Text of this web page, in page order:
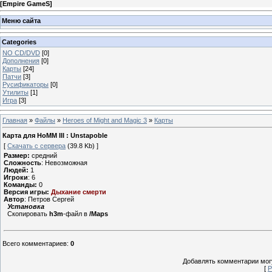
[Empire GameS]
Меню сайта
Categories
NO CD/DVD [0]
Дополнения [0]
Карты [24]
Патчи [3]
Русификаторы [0]
Утилиты [1]
Игра [3]
Главная » Файлы » Heroes of Might and Magic 3 » Карты
Карта для HoMM III : Unstapoble
[ Скачать с сервера (39.8 Kb) ]
Размер: средний
Сложность: Невозможная
Людей: 1
Игроки: 6
Команды: 0
Версия игры: Дыхание смерти
Автор: Петров Сергей
Установка
Скопировать h3m-файл в /Maps
Всего комментариев: 0
Добавлять комментарии
[